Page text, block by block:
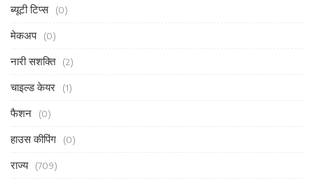
ब्यूटी टिप्स (0)
मेकअप (0)
नारी सशक्ति (2)
चाइल्ड केयर (1)
फैशन (0)
हाउस कीपिंग (0)
राज्य (709)